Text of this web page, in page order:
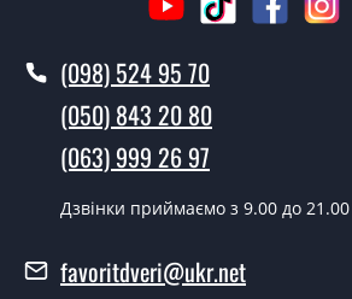
дверей ТМ
Так робимо. Монтаж міжкімнатних
проводиться згідно з чергою, у всі
Скільки коштує
Elegance-12?
Вартість встановлення дверей
(098) 524 95 70
(050) 843 20 80
(063) 999 26 97
Дзвінки приймаємо з 9.00 до
favoritdveri@ukr.net